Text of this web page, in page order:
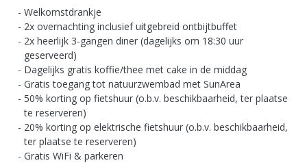
Welkomstdrankje
2x overnachting inclusief uitgebreid ontbijtbuffet
2x heerlijk 3-gangen diner (dagelijks om 18:30 uur
geserveerd)
Dagelijks gratis koffie/thee met cake in de middag
Gratis toegang tot natuurzwembad met SunArea
50% korting op fietshuur (o.b.v. beschikbaarheid, ter plaatse
te reserveren)
20% korting op elektrische fietshuur (o.b.v. beschikbaarheid,
ter plaatse te reserveren)
Gratis WiFi & parkeren